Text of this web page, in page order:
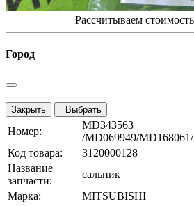
Рассчитываем
Город
Закрыть Выбрать
Номер:
MD343563
/MD069949/
Код товара:
3120000128
Название
запчасти:
сальник
Марка:
MITSUBISHI